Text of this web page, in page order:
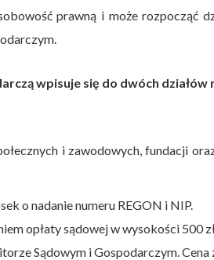
prawną i może rozpocząć
wpisuje się do dwóch działów
i zawodowych, fundacji
o nadanie numeru REGON i NIP.
opłaty sądowej w wysokości 500
Sądowym i Gospodarczym. Cena